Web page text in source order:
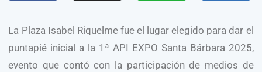
La Plaza Isabel Riquelme fue el lugar elegido para dar el
puntapié inicial a la 1ª API EXPO Santa Bárbara 2025,
evento que contó con la participación de medios de